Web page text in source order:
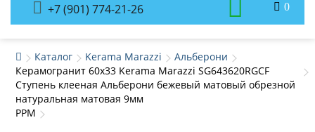
+7 (901) 774-21-26 0
Каталог Kerama Marazzi
Альберони
Керамогранит 60x33 Kerama Marazzi SG643620RGCF
Ступень клееная Альберони бежевый матовый обрезной
натуральная матовая 9мм
PPM